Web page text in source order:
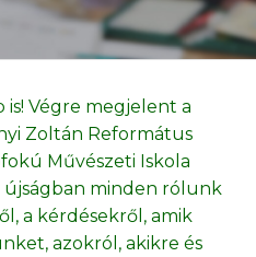
is! Végre megjelent a
Zoltán Református
Művészeti Iskola
újságban minden rólunk
a kérdésekről, amik
azokról, akikre és